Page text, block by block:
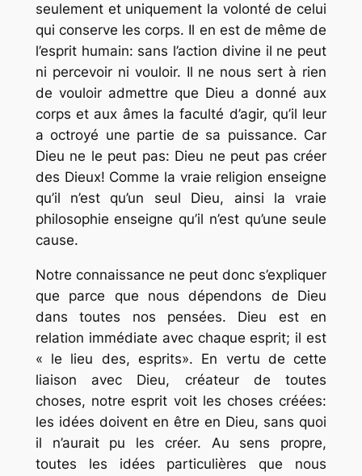
seulement et uniquement la volonté de celui
qui conserve les corps. Il en est de même de
l’esprit humain: sans l’action divine il ne peut
ni percevoir ni vouloir. Il ne nous sert à rien
de vouloir admettre que Dieu a donné aux
corps et aux âmes la faculté d’agir, qu’il leur
a octroyé une partie de sa puissance. Car
Dieu ne le peut pas: Dieu ne peut pas créer
des Dieux! Comme la vraie religion enseigne
qu’il n’est qu’un seul Dieu, ainsi la vraie
philosophie enseigne qu’il n’est qu’une seule
cause.
Notre connaissance ne peut donc s’expliquer
que parce que nous dépendons de Dieu
dans toutes nos pensées. Dieu est en
relation immédiate avec chaque esprit; il est
« le lieu des, esprits». En vertu de cette
liaison avec Dieu, créateur de toutes
choses, notre esprit voit les choses créées:
les idées doivent en être en Dieu, sans quoi
il n’aurait pu les créer. Au sens propre,
toutes les idées particulières que nous